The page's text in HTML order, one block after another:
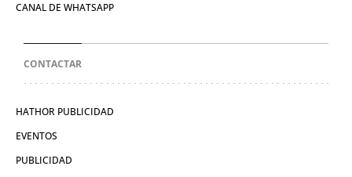
CANAL DE WHATSAPP
CONTACTAR
HATHOR PUBLICIDAD
EVENTOS
PUBLICIDAD